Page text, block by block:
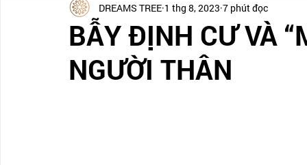
Nhật Ký Định Cư của Khách Hàng CÂU CHUYỆN
BẪY ĐỊNH CƯ VÀ
NGƯỜI THÂN
DREAMS TREE 1 thg 8, 2023 7 phút đọc